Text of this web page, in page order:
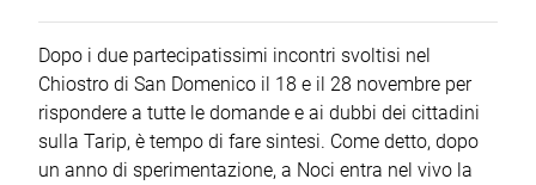
Dopo i due partecipatissimi incontri svoltisi nel
Chiostro di San Domenico il 18 e il 28 novembre per
rispondere a tutte le domande e ai dubbi dei cittadini
sulla Tarip, è tempo di fare sintesi. Come detto, dopo
un anno di sperimentazione, a Noci entra nel vivo la